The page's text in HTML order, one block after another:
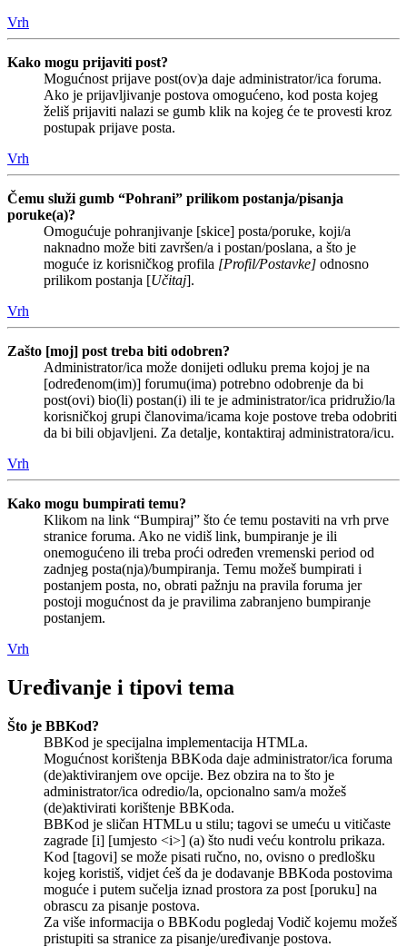
Vrh
Kako mogu prijaviti post?
Mogućnost prijave post(ov)a daje administrator/ica foruma.
Ako je prijavljivanje postova omogućeno, kod posta kojeg
želiš prijaviti nalazi se gumb klik na kojeg će te provesti kroz
postupak prijave posta.
Vrh
Čemu služi gumb “Pohrani” prilikom postanja/pisanja
poruke(a)?
Omogućuje pohranjivanje [skice] posta/poruke, koji/a
naknadno može biti završen/a i postan/poslana, a što je
moguće iz korisničkog profila [Profil/Postavke] odnosno
prilikom postanja [Učitaj].
Vrh
Zašto [moj] post treba biti odobren?
Administrator/ica može donijeti odluku prema kojoj je na
[određenom(im)] forumu(ima) potrebno odobrenje da bi
post(ovi) bio(li) postan(i) ili te je administrator/ica pridružio/la
korisničkoj grupi članovima/icama koje postove treba odobriti
da bi bili objavljeni. Za detalje, kontaktiraj administratora/icu.
Vrh
Kako mogu bumpirati temu?
Klikom na link “Bumpiraj” što će temu postaviti na vrh prve
stranice foruma. Ako ne vidiš link, bumpiranje je ili
onemogućeno ili treba proći određen vremenski period od
zadnjeg posta(nja)/bumpiranja. Temu možeš bumpirati i
postanjem posta, no, obrati pažnju na pravila foruma jer
postoji mogućnost da je pravilima zabranjeno bumpiranje
postanjem.
Vrh
Uređivanje i tipovi tema
Što je BBKod?
BBKod je specijalna implementacija HTMLa.
Mogućnost korištenja BBKoda daje administrator/ica foruma
(de)aktiviranjem ove opcije. Bez obzira na to što je
administrator/ica odredio/la, opcionalno sam/a možeš
(de)aktivirati korištenje BBKoda.
BBKod je sličan HTMLu u stilu; tagovi se umeću u vitičaste
zagrade [i] [umjesto <i>] (a) što nudi veću kontrolu prikaza.
Kod [tagovi] se može pisati ručno, no, ovisno o predlošku
kojeg koristiš, vidjet ćeš da je dodavanje BBKoda postovima
moguće i putem sučelja iznad prostora za post [poruku] na
obrascu za pisanje postova.
Za više informacija o BBKodu pogledaj Vodič kojemu možeš
pristupiti sa stranice za pisanje/uređivanje postova.